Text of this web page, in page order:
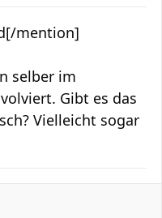
mention]
selber im
Gibt es das
Vielleicht sogar